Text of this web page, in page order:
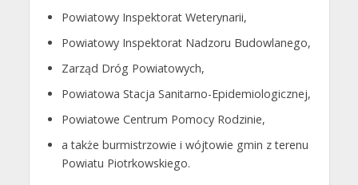
Powiatowy Inspektorat Weterynarii,
Powiatowy Inspektorat Nadzoru Budowlanego,
Zarząd Dróg Powiatowych,
Powiatowa Stacja Sanitarno-Epidemiologicznej,
Powiatowe Centrum Pomocy Rodzinie,
a także burmistrzowie i wójtowie gmin z terenu
Powiatu Piotrkowskiego.